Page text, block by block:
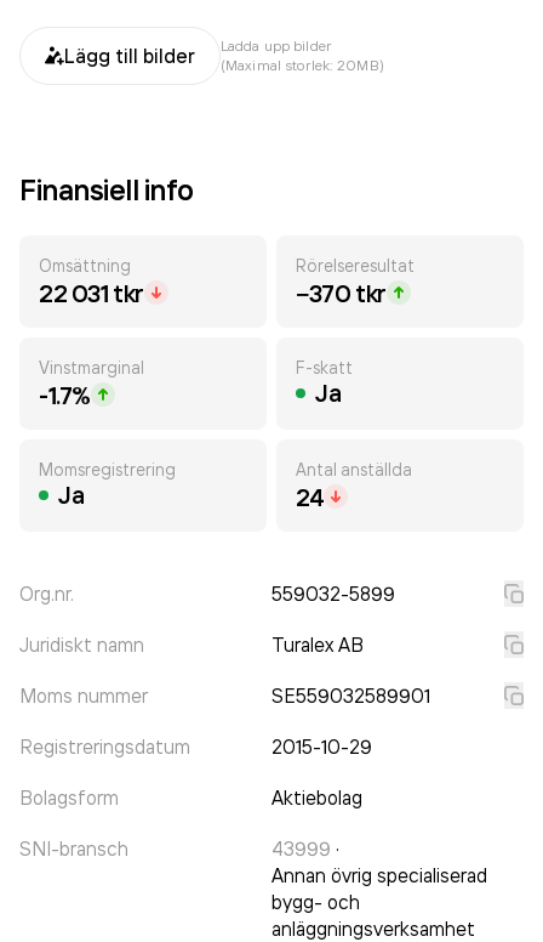
Lägg till bilder
Ladda upp bilder
(Maximal storlek: 20MB)
Finansiell info
Omsättning
22 031 tkr
Rörelseresultat
−370 tkr
Vinstmarginal
-1.7%
F-skatt
Ja
Momsregistrering
Ja
Antal anställda
24
Org.nr. 559032-5899
Juridiskt namn Turalex AB
Moms nummer SE559032589901
Registreringsdatum 2015-10-29
Bolagsform Aktiebolag
SNI-bransch 43999 ·
Annan övrig specialiserad
bygg- och
anläggningsverksamhet